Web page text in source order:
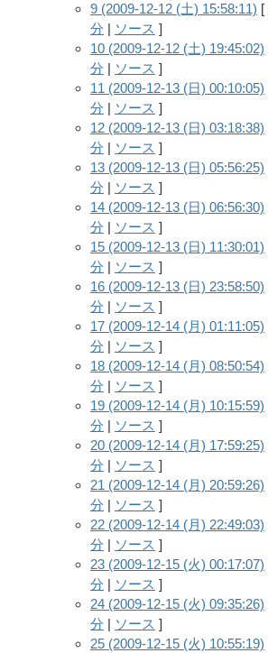
9 (2009-12-12 (土) 15:58:11) [
分 | ソース ]
10 (2009-12-12 (土) 19:45:02)
分 | ソース ]
11 (2009-12-13 (日) 00:10:05)
分 | ソース ]
12 (2009-12-13 (日) 03:18:38)
分 | ソース ]
13 (2009-12-13 (日) 05:56:25)
分 | ソース ]
14 (2009-12-13 (日) 06:56:30)
分 | ソース ]
15 (2009-12-13 (日) 11:30:01)
分 | ソース ]
16 (2009-12-13 (日) 23:58:50)
分 | ソース ]
17 (2009-12-14 (月) 01:11:05)
分 | ソース ]
18 (2009-12-14 (月) 08:50:54)
分 | ソース ]
19 (2009-12-14 (月) 10:15:59)
分 | ソース ]
20 (2009-12-14 (月) 17:59:25)
分 | ソース ]
21 (2009-12-14 (月) 20:59:26)
分 | ソース ]
22 (2009-12-14 (月) 22:49:03)
分 | ソース ]
23 (2009-12-15 (火) 00:17:07)
分 | ソース ]
24 (2009-12-15 (火) 09:35:26)
分 | ソース ]
25 (2009-12-15 (火) 10:55:19)